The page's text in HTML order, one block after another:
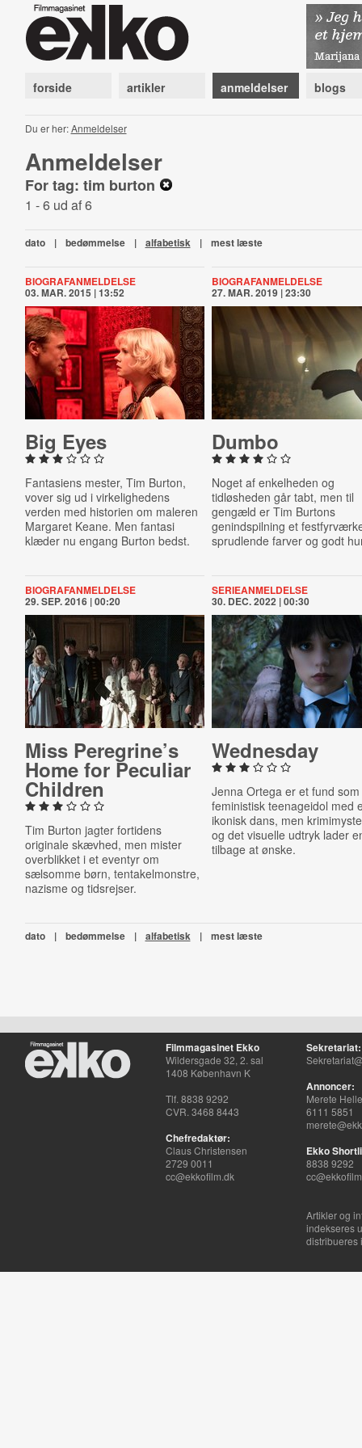
forside artikler anmeldelser blogs
Du er her:Anmeldelser
Anmeldelser
For tag: tim burton
1 - 6 ud af 6
dato | bedømmelse | alfabetisk | mest læste
BIOGRAFANMELDELSE
03. MAR. 2015 | 13:52
Big Eyes
Fantasiens mester, Tim Burton,
vover sig ud i virkelighedens
verden med historien om maleren
Margaret Keane. Men fantasi
klæder nu engang Burton bedst.
BIOGRAFANMELDELSE
27. MAR. 2019 | 23:30
Dumbo
Noget af enkelheden og
tidløsheden går tabt, men til
gengæld er Tim Burtons
genindspilning et
sprudlende farver og godt
BIOGRAFANMELDELSE
29. SEP. 2016 | 00:20
Miss Peregrine’s
Home for Peculiar
Children
Tim Burton jagter fortidens
originale skævhed, men mister
overblikket i et eventyr om
sælsomme børn, tentakelmonstre,
nazisme og tidsrejser.
SERIEANMELDELSE
30. DEC. 2022 | 00:30
Wednesday
Jenna Ortega er et fund som
feministisk teenageidol med
ikonisk dans, men
og det visuelle udtryk lader
tilbage at ønske.
dato | bedømmelse | alfabetisk | mest læste
Filmmagasinet Ekko
Wildersgade 32, 2. sal
1408 København K
Tlf. 8838 9292
CVR. 3468 8443
Chefredaktør:
Claus Christensen
2729 0011
cc@ekkofilm.dk
Sekretariat:
Annoncer:
Merete
6111 5851
Ekko
8838 9292
Artikler og
indekseres
distribueres